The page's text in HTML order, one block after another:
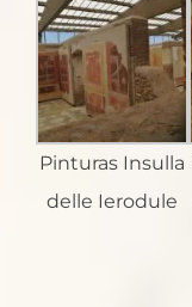
Pinturas Insulla
delle Ierodule